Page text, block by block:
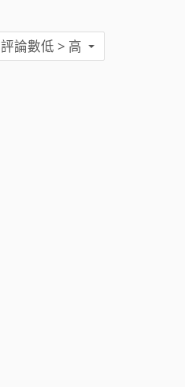
評論數低 > 高